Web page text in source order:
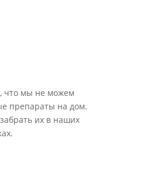
что мы не можем
препараты на дом.
их в наших